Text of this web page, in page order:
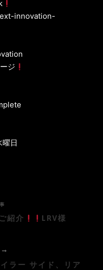
innovation-
ジ
三水曜日
紹介 LRV様
ラー サイド、リア